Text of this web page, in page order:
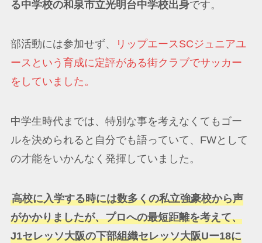
る中学校の和泉市立光明台中学校出身です。
部活動には参加せず、
リップエースSCジュニアユ
ースという育成に定評がある街クラブでサッカー
をしていました。
中学生時代までは、特別な事を考えなくてもゴー
ルを決められると自分でも語っていて、FWとして
の才能をいかんなく発揮していました。
高校に入学する時には数多くの私立強豪校から声
がかかりましたが、プロへの最短距離を考えて、
J1セレッソ大阪の下部組織セレッソ大阪Uー18に